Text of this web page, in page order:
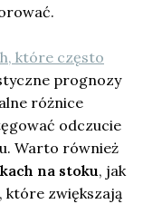
które często
prognozy
różnice
odczucie
Warto również
na stoku, jak
które zwiększają